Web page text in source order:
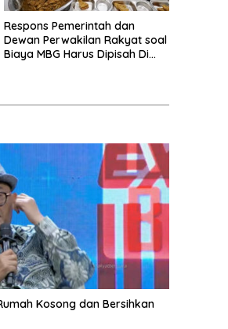
Respons Pemerintah dan
Dewan Perwakilan Rakyat soal
Biaya MBG Harus Dipisah Di
Kosong dan Bersihkan